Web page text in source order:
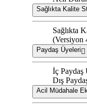
Sağlıkta Kalite
Sağlıkta
(Versiyon
Paydaş Üyeleri
İç Paydaş
Dış
Acil Müdahale